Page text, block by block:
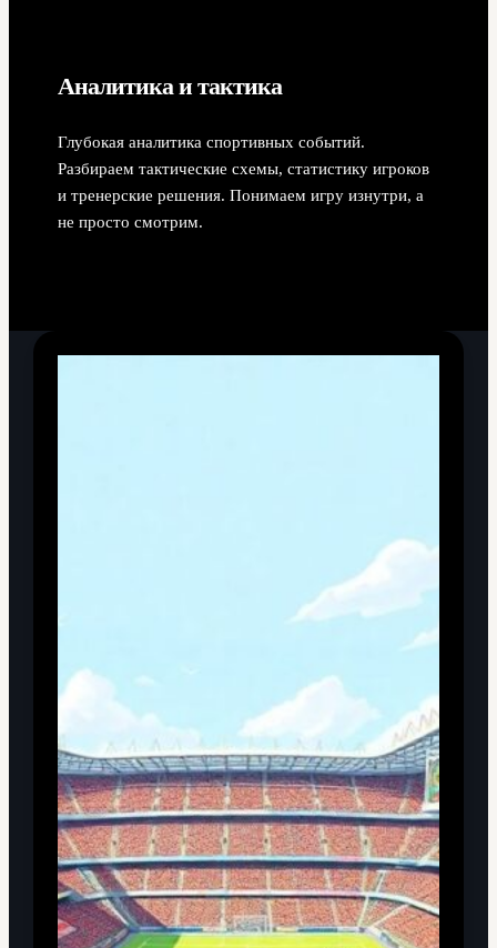
Аналитика и тактика
Глубокая аналитика спортивных событий.
Разбираем тактические схемы, статистику игроков
и тренерские решения. Понимаем игру изнутри, а
не просто смотрим.